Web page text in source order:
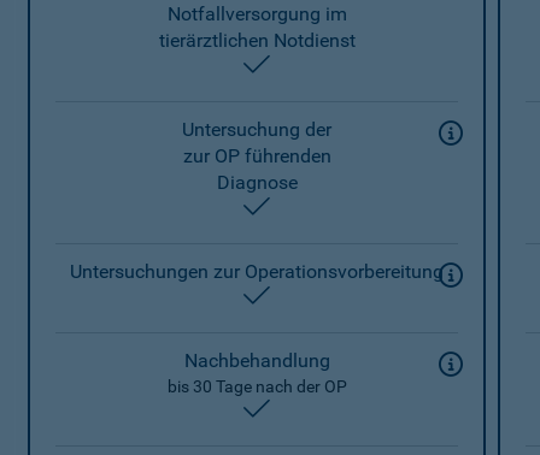
Notfallversorgung im
tierärztlichen Notdienst
Untersuchung der
zur OP führenden
Diagnose
Untersuchungen zur Operationsvorbereitung
Nachbehandlung
bis 30 Tage nach der OP